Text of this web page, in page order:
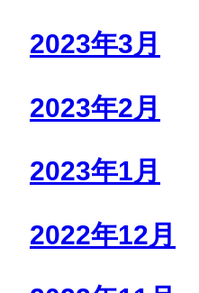
2023年3月
2023年2月
2023年1月
2022年12月